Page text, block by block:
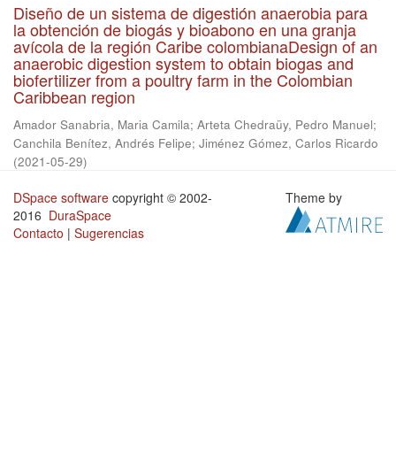
Diseño de un sistema de digestión anaerobia para
la obtención de biogás y bioabono en una granja
avícola de la región Caribe colombianaDesign of an
anaerobic digestion system to obtain biogas and
biofertilizer from a poultry farm in the Colombian
Caribbean region
Amador Sanabria, Maria Camila; Arteta Chedraüy, Pedro Manuel;
Canchila Benítez, Andrés Felipe; Jiménez Gómez, Carlos Ricardo
(2021-05-29)
DSpace software copyright © 2002-
2016 DuraSpace
Contacto | Sugerencias
Theme by